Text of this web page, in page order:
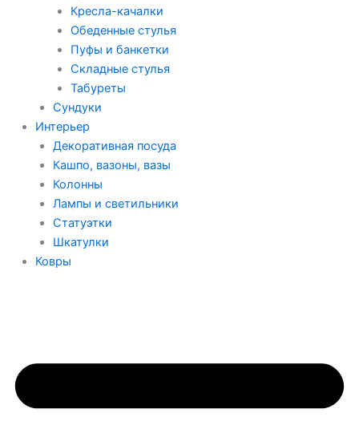
Кресла-качалки
Обеденные стулья
Пуфы и банкетки
Складные стулья
Табуреты
Сундуки
Интерьер
Декоративная посуда
Кашпо, вазоны, вазы
Колонны
Лампы и светильники
Статуэтки
Шкатулки
Ковры